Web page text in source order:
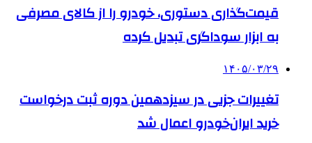
قیمت‌گذاری دستوری، خودرو را از کالای مصرفی
به ابزار سوداگری تبدیل کرده
۱۴۰۵/۰۳/۲۹
تغییرات جزیی در سیزدهمین دوره ثبت درخواست
خرید ایران‌خودرو اعمال شد